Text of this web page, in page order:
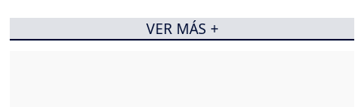
VER MÁS +